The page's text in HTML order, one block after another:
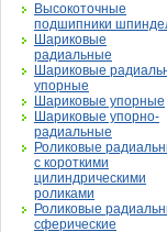
Высокоточные
подшипники
Шариковые
радиальные
Шариковые
упорные
Шариковые упорные
Шариковые упорно-
радиальные
Роликовые
с короткими
цилиндрическими
роликами
Роликовые
сферические